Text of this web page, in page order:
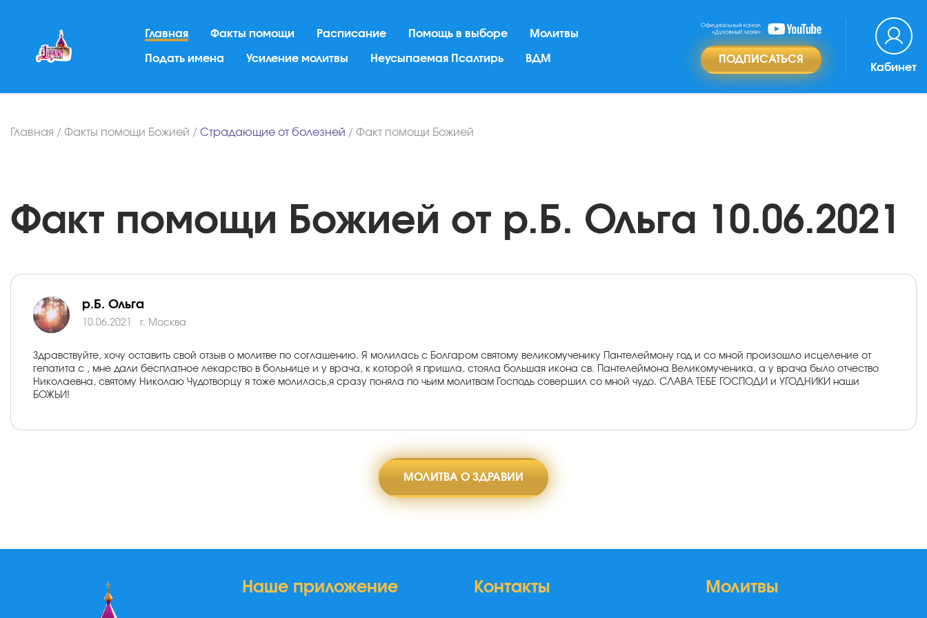
Главная Факты помощи Расписание Помощь в выборе Молитвы
Подать имена Усиление молитвы Неусыпаемая Псалтирь ВДМ ПОДПИСАТЬСЯ
Кабинет
Главная / Факты помощи Божией / Страдающие от болезней / Факт помощи Божией
Факт помощи Божией от р.Б. Ольга 10.06.2021
р.Б. Ольга
10.06.2021 г. Москва
Здравствуйте, хочу оставить свой отзыв о молитве по соглашению. Я молилась с Болгаром святому великомученику Пантелеймону год и со мной произошло исцеление от
гепатита с , мне дали бесплатное лекарство в больнице и у врача, к которой я пришла, стояла большая икона св. Пантелеймона Великомученика, а у врача было отчество
Николаевна, святому Николаю Чудотворцу я тоже молилась,я сразу поняла по чьим молитвам Господь совершил со мной чудо. СЛАВА ТЕБЕ ГОСПОДИ и УГОДНИКИ наши
БОЖЬИ!
МОЛИТВА О ЗДРАВИИ
Наше приложение Контакты Молитвы